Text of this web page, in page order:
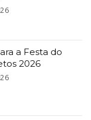
a Festa do
2026